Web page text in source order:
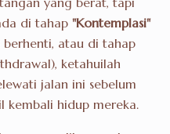
di tahap "Kontemplasi"
berhenti, atau di tahap
ketahuilah
jalan ini sebelum
kembali hidup mereka.